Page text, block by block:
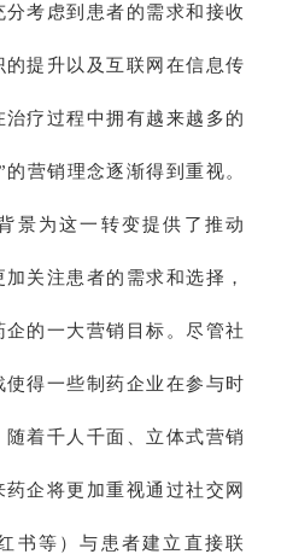
考虑到患者的需求和接收
提升以及互联网在信息传
疗过程中拥有越来越多的
营销理念逐渐得到重视。
景为这一转变提供了推动
关注患者的需求和选择，
的一大营销目标。尽管社
得一些制药企业在参与时
着千人千面、立体式营销
企将更加重视通过社交网
书等）与患者建立直接联